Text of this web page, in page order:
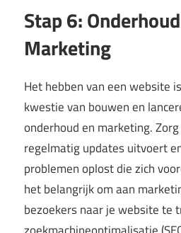
Stap 6:
Marketing
Het hebben van een website
kwestie van bouwen en
onderhoud en marketing.
regelmatig updates uitvoert
problemen oplost die zich
het belangrijk om aan
bezoekers naar je website te